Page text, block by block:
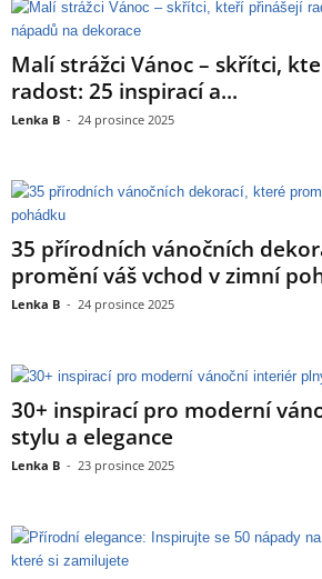
Malí strážci Vánoc – skřítci,
radost: 25 inspirací a...
Lenka B - 24 prosince 2025
35 přírodních vánočních
promění váš vchod v zimní
Lenka B - 24 prosince 2025
30+ inspirací pro moderní
stylu a elegance
Lenka B - 23 prosince 2025